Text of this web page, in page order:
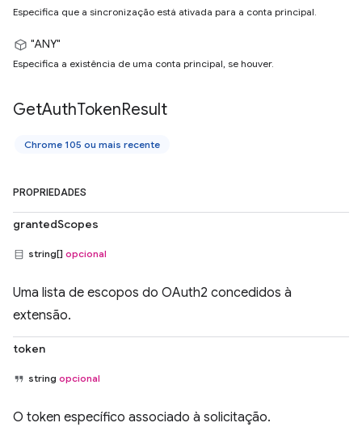
Especifica que a sincronização está ativada para a conta principal.
"ANY"
Especifica a existência de uma conta principal, se houver.
GetAuthTokenResult
Chrome 105 ou mais recente
PROPRIEDADES
grantedScopes
string[] opcional
Uma lista de escopos do OAuth2 concedidos à
extensão.
token
string opcional
O token específico associado à solicitação.